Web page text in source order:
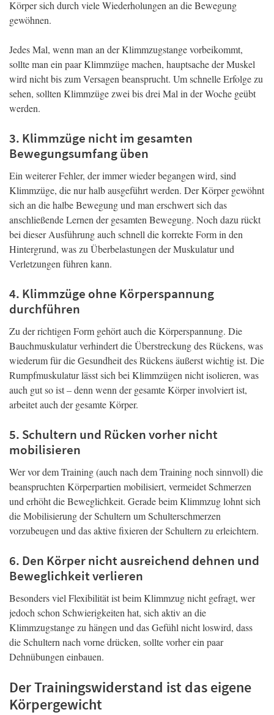
Körper sich durch viele Wiederholungen an die Bewegung
gewöhnen.
Jedes Mal, wenn man an der Klimmzugstange vorbeikommt,
sollte man ein paar Klimmzüge machen, hauptsache der Muskel
wird nicht bis zum Versagen beansprucht. Um schnelle Erfolge zu
sehen, sollten Klimmzüge zwei bis drei Mal in der Woche geübt
werden.
3. Klimmzüge nicht im gesamten
Bewegungsumfang üben
Ein weiterer Fehler, der immer wieder begangen wird, sind
Klimmzüge, die nur halb ausgeführt werden. Der Körper gewöhnt
sich an die halbe Bewegung und man erschwert sich das
anschließende Lernen der gesamten Bewegung. Noch dazu rückt
bei dieser Ausführung auch schnell die korrekte Form in den
Hintergrund, was zu Überbelastungen der Muskulatur und
Verletzungen führen kann.
4. Klimmzüge ohne Körperspannung
durchführen
Zu der richtigen Form gehört auch die Körperspannung. Die
Bauchmuskulatur verhindert die Überstreckung des Rückens, was
wiederum für die Gesundheit des Rückens äußerst wichtig ist. Die
Rumpfmuskulatur lässt sich bei Klimmzügen nicht isolieren, was
auch gut so ist – denn wenn der gesamte Körper involviert ist,
arbeitet auch der gesamte Körper.
5. Schultern und Rücken vorher nicht
mobilisieren
Wer vor dem Training (auch nach dem Training noch sinnvoll) die
beanspruchten Körperpartien mobilisiert, vermeidet Schmerzen
und erhöht die Beweglichkeit. Gerade beim Klimmzug lohnt sich
die Mobilisierung der Schultern um Schulterschmerzen
vorzubeugen und das aktive fixieren der Schultern zu erleichtern.
6. Den Körper nicht ausreichend dehnen und
Beweglichkeit verlieren
Besonders viel Flexibilität ist beim Klimmzug nicht gefragt, wer
jedoch schon Schwierigkeiten hat, sich aktiv an die
Klimmzugstange zu hängen und das Gefühl nicht loswird, dass
die Schultern nach vorne drücken, sollte vorher ein paar
Dehnübungen einbauen.
Der Trainingswiderstand ist das eigene
Körpergewicht